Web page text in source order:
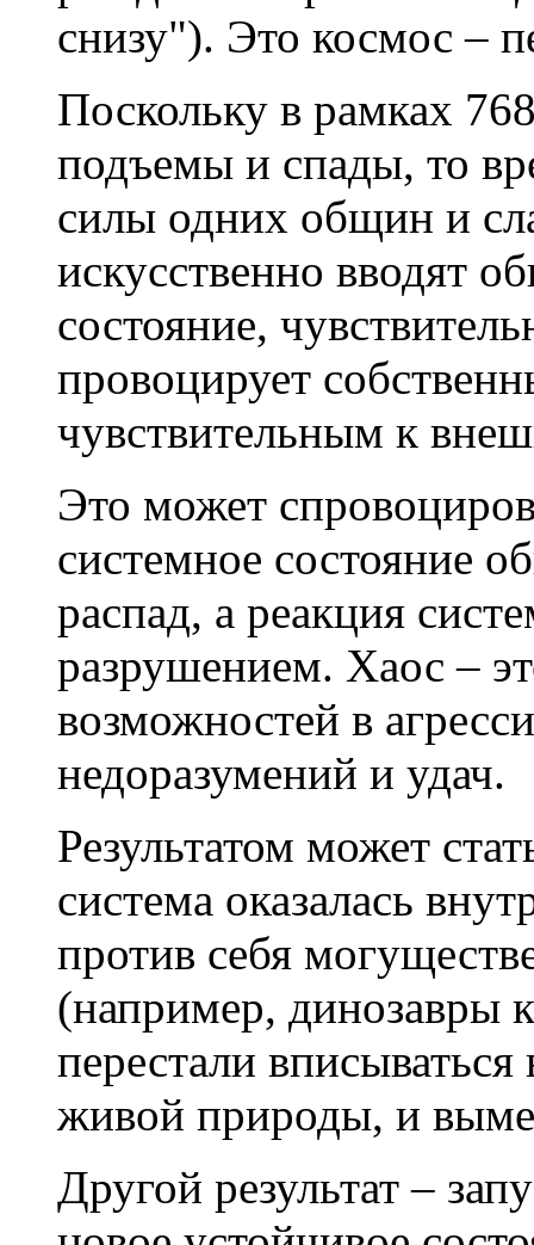
снизу"). Это космос –
Поскольку в рамках
подъемы и спады, то
силы одних общин и
искусственно вводят
состояние,
провоцирует
чувствительным к
Это может
системное состояние
распад, а реакция
разрушением. Хаос –
возможностей в
недоразумений и удач.
Результатом может
система оказалась
против себя
(например, динозавры
перестали
живой природы, и
Другой результат –